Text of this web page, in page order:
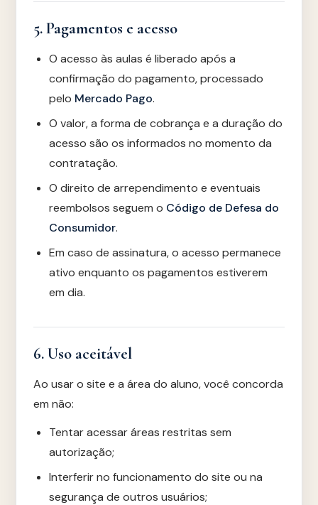
5. Pagamentos e acesso
O acesso às aulas é liberado após a
confirmação do pagamento, processado
pelo Mercado Pago.
O valor, a forma de cobrança e a duração do
acesso são os informados no momento da
contratação.
O direito de arrependimento e eventuais
reembolsos seguem o Código de Defesa do
Consumidor.
Em caso de assinatura, o acesso permanece
ativo enquanto os pagamentos estiverem
em dia.
6. Uso aceitável
Ao usar o site e a área do aluno, você concorda
em não:
Tentar acessar áreas restritas sem
autorização;
Interferir no funcionamento do site ou na
segurança de outros usuários;